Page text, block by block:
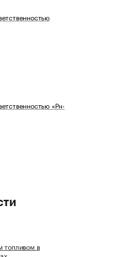
«Рн-
топливом в